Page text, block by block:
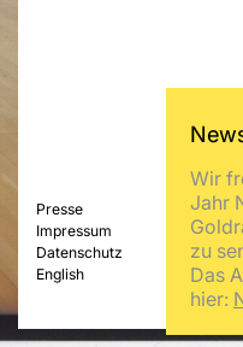
Presse
Impressum
Datenschutz
English
Wir
Jahr
zu
Das
hier: